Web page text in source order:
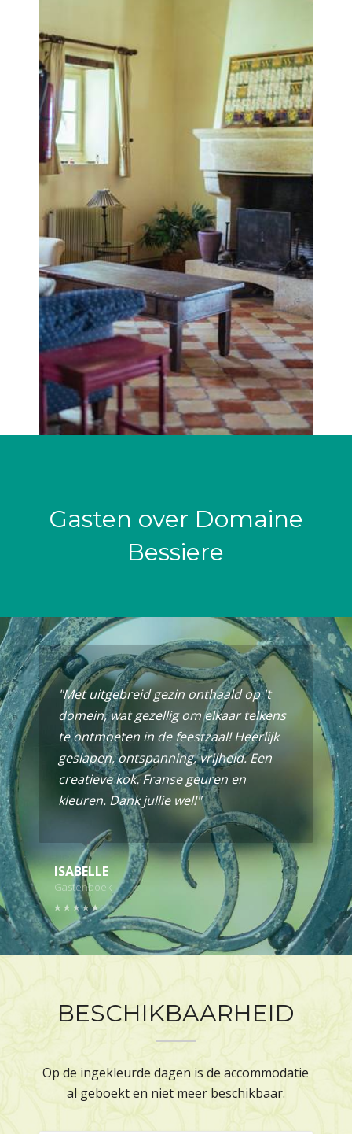
Gasten over Domaine
Bessiere
"Met uitgebreid gezin onthaald op 't
domein, wat gezellig om elkaar telkens
te ontmoeten in de feestzaal! Heerlijk
geslapen, ontspanning, vrijheid. Een
creatieve kok. Franse geuren en
kleuren. Dank jullie wel!"
ISABELLE
Gastenboek
BESCHIKBAARHEID
Op de ingekleurde dagen is de accommodatie
al geboekt en niet meer beschikbaar.